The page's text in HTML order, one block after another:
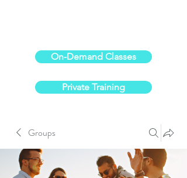
Private Training
On-Demand Classes
Groups